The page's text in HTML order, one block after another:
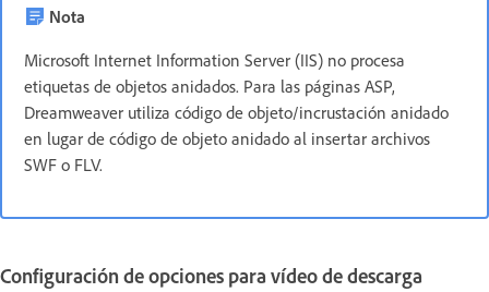
Nota
Microsoft Internet Information Server (IIS) no procesa
etiquetas de objetos anidados. Para las páginas ASP,
Dreamweaver utiliza código de objeto/incrustación anidado
en lugar de código de objeto anidado al insertar archivos
SWF o FLV.
Configuración de opciones para vídeo de descarga